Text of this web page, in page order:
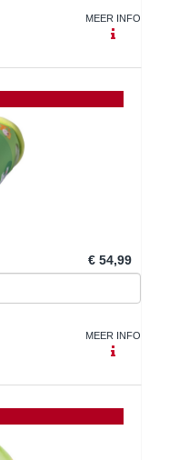
MEER INFO
€ 54,99
MEER INFO